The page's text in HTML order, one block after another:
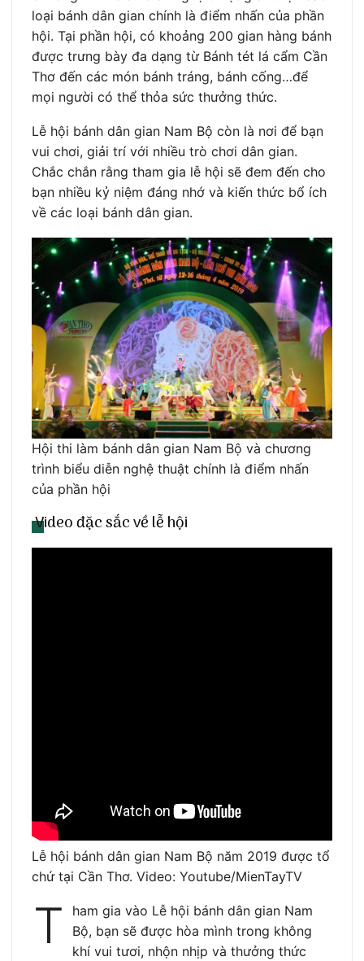
loại bánh dân gian chính là điểm nhấn của phần
hội. Tại phần hội, có khoảng 200 gian hàng bánh
được trưng bày đa dạng từ Bánh tét lá cẩm Cần
Thơ đến các món bánh tráng, bánh cống…để
mọi người có thể thỏa sức thưởng thức.
Lễ hội bánh dân gian Nam Bộ còn là nơi để bạn
vui chơi, giải trí với nhiều trò chơi dân gian.
Chắc chắn rằng tham gia lễ hội sẽ đem đến cho
bạn nhiều kỷ niệm đáng nhớ và kiến thức bổ ích
về các loại bánh dân gian.
Hội thi làm bánh dân gian Nam Bộ và chương
trình biểu diễn nghệ thuật chính là điểm nhấn
của phần hội
Video đặc sắc về lễ hội
Lễ hội bánh dân gian Nam Bộ năm 2019 được tổ
chứ tại Cần Thơ. Video: Youtube/MienTayTV
T
ham gia vào Lễ hội bánh dân gian Nam
Bộ, bạn sẽ được hòa mình trong không
khí vui tươi, nhộn nhịp và thưởng thức